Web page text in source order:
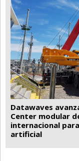
Datawaves
Center modular
internacional
artificial